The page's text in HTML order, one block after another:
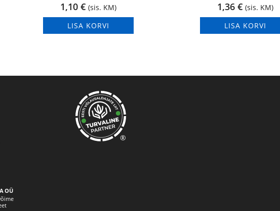
1,10 € (sis. KM)
LISA KORVI
1,36 € (sis. KM)
LISA KORVI
®